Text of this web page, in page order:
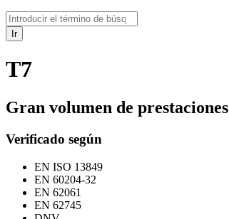
Ir
T7
Gran volumen de prestaciones
Verificado según
EN ISO 13849
EN 60204-32
EN 62061
EN 62745